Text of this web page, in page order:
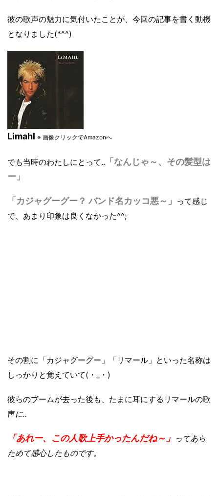
彼の歌声の魅力に気付いたことが、今回の記事を書く動機
となりました(*^^)
Limahl ※ 画像クリックでAmazonへ
でも当時のわたしにとって.. 「なんじゃ～、その髪型は
ー」
「カジャグーグー？ バンド名カッコ悪～」 って感じ
で、あまり印象は良くなかった^^;
その割に「カジャグーグー」「リマール」といった名称は
しっかりと覚えていて(・_・)
彼らのブームが去った後も、たまに耳にするリマールの歌
声に..
「あれー、この人歌上手かったんだね～」 ってあら
ためて感心したものです。